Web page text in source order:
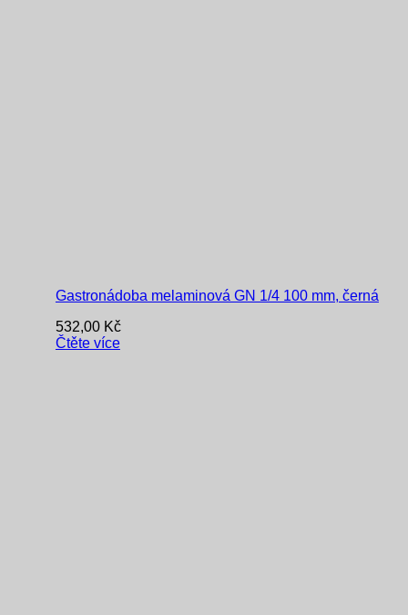
Gastronádoba melaminová GN 1/4 100 mm, černá
532,00 Kč
Čtěte více